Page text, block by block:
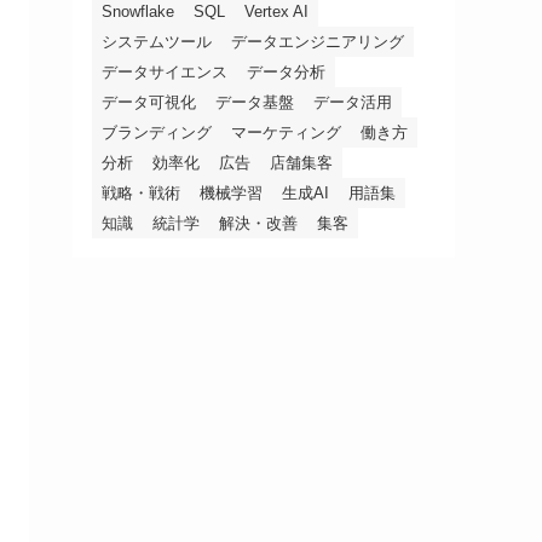
Snowflake SQL
Vertex AI
システムツール
データエンジニアリング
データサイエンス
データ分析
データ可視化
データ基盤
データ活用
ブランディング
マーケティング
働き方
分析
効率化 広告
店舗集客
戦略・戦術
機械学習 生成AI
用語集
知識
統計学 解決・改善 集客